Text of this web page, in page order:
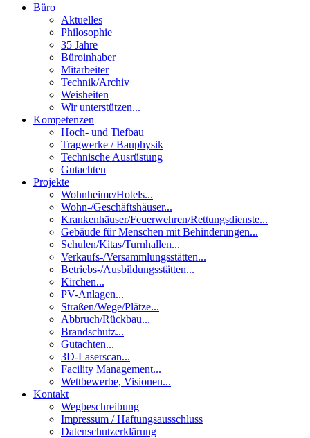
Büro
Aktuelles
Philosophie
35 Jahre
Büroinhaber
Mitarbeiter
Technik/Archiv
Weisheiten
Wir unterstützen...
Kompetenzen
Hoch- und Tiefbau
Tragwerke / Bauphysik
Technische Ausrüstung
Gutachten
Projekte
Wohnheime/Hotels...
Wohn-/Geschäftshäuser...
Krankenhäuser/Feuerwehren/Rettungsdienste...
Gebäude für Menschen mit Behinderungen...
Schulen/Kitas/Turnhallen...
Verkaufs-/Versammlungsstätten...
Betriebs-/Ausbildungsstätten...
Kirchen...
PV-Anlagen...
Straßen/Wege/Plätze...
Abbruch/Rückbau...
Brandschutz...
Gutachten...
3D-Laserscan...
Facility Management...
Wettbewerbe, Visionen...
Kontakt
Wegbeschreibung
Impressum / Haftungsausschluss
Datenschutzerklärung